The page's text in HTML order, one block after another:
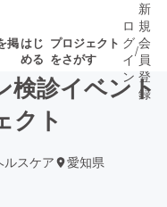
掲はじ
める
プロジェクト
をさがす
終了が近いプ
ェクト
されます
ロ
グ
イ
ン
/
新
規
会
員
登
録
検診イベント
クト
ルスケア 愛知県